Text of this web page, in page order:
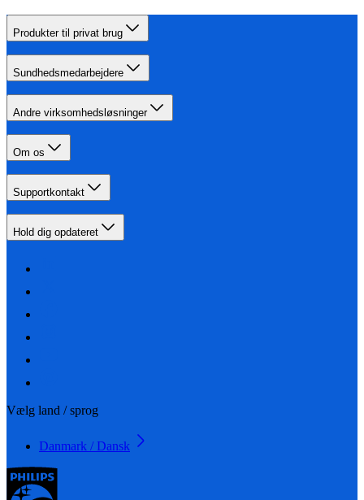
Produkter til privat brug
Sundhedsmedarbejdere
Andre virksomhedsløsninger
Om os
Supportkontakt
Hold dig opdateret
Vælg land / sprog
Danmark / Dansk